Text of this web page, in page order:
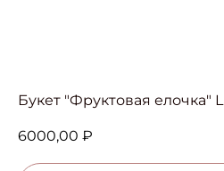
Букет "Фруктовая елочка" L
6000,00 ₽